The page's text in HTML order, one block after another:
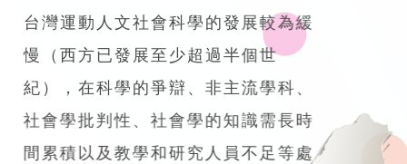
台灣運動人文社會科學的發展較為緩
慢（西方已發展至少超過半個世
紀），在科學的爭辯、非主流學科、
社會學批判性、社會學的知識需長時
間累積以及教學和研究人員不足等處